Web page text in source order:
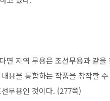
면 지역 무용은 조선무용과 같
용을 통합하는 작품을 창작할
무용인 것이다. (277쪽)